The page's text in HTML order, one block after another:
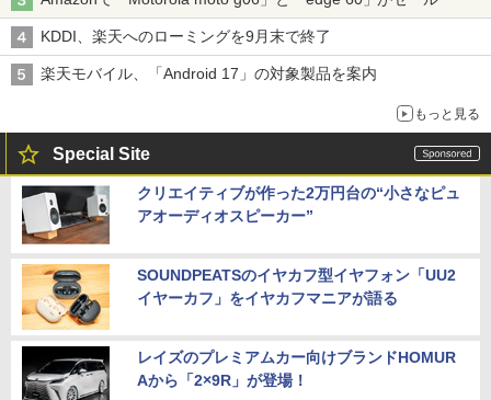
KDDI、楽天へのローミングを9月末で終了
楽天モバイル、「Android 17」の対象製品を案内
もっと見る
Special Site
クリエイティブが作った2万円台の“小さなピュ
アオーディオスピーカー”
SOUNDPEATSのイヤカフ型イヤフォン「UU2
イヤーカフ」をイヤカフマニアが語る
レイズのプレミアムカー向けブランドHOMUR
Aから「2×9R」が登場！